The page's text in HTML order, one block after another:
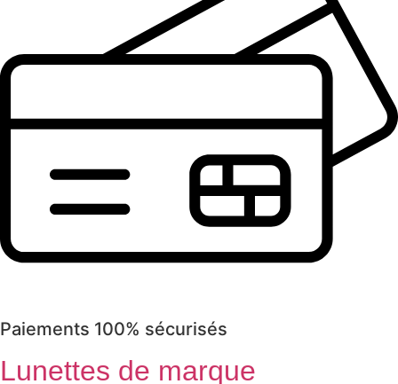
Paiements 100% sécurisés
Lunettes de marque